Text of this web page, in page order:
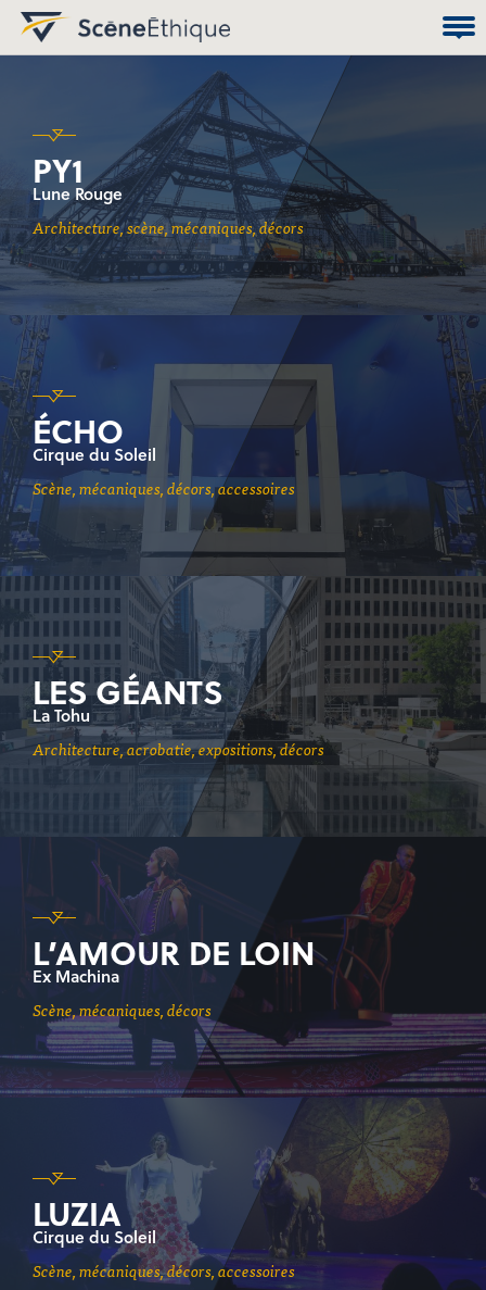
PY1
Lune Rouge
architecture, scène, mécaniques, décors
ÉCHO
Cirque du Soleil
scène, mécaniques, décors, accessoires
LES GÉANTS
La Tohu
architecture, acrobatie, expositions, décors
L’AMOUR DE LOIN
Ex Machina
scène, mécaniques, décors
LUZIA
Cirque du Soleil
scène, mécaniques, décors, accessoires